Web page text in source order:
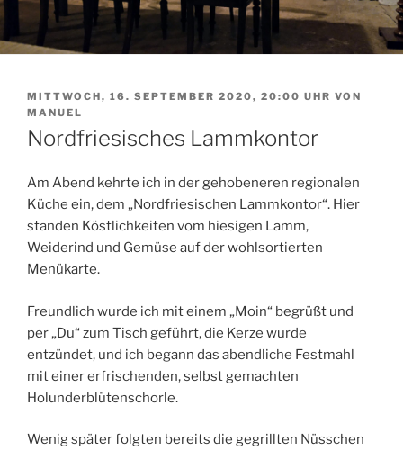
VERÖFFENTLICHT
AM
MITTWOCH, 16. SEPTEMBER 2020, 20:00 UHR VON
MANUEL
Nordfriesisches Lammkontor
Am Abend kehrte ich in der gehobeneren regionalen
Küche ein, dem „Nordfriesischen Lammkontor“. Hier
standen Köstlichkeiten vom hiesigen Lamm,
Weiderind und Gemüse auf der wohlsortierten
Menükarte.
Freundlich wurde ich mit einem „Moin“ begrüßt und
per „Du“ zum Tisch geführt, die Kerze wurde
entzündet, und ich begann das abendliche Festmahl
mit einer erfrischenden, selbst gemachten
Holunderblütenschorle.
Wenig später folgten bereits die gegrillten Nüsschen